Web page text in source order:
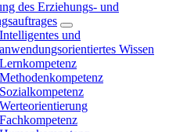
des Erziehungs- und
Intelligentes und
anwendungsorientiertes Wissen
Lernkompetenz
Methodenkompetenz
Sozialkompetenz
Werteorientierung
Fachkompetenz